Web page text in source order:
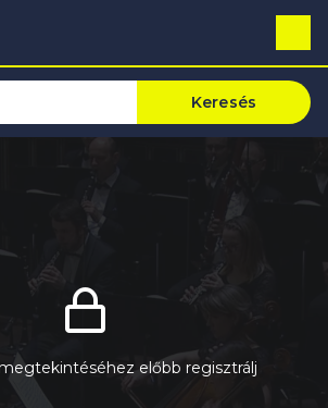
Keresés
előbb regisztrálj